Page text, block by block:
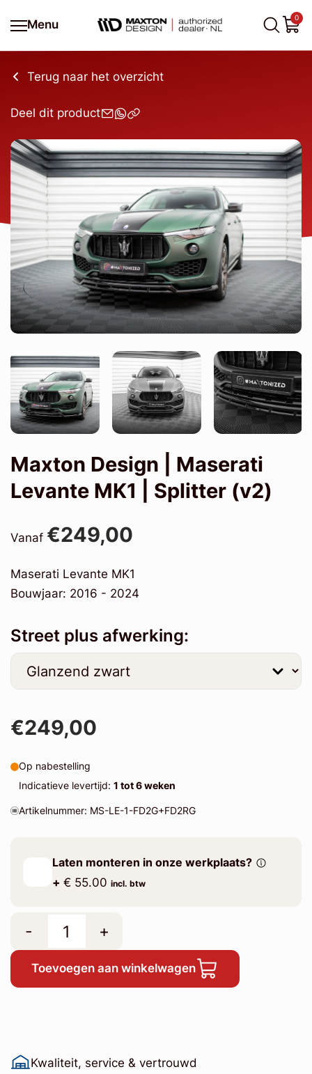
Menu
0
Terug naar het overzicht
Deel dit product
Maxton Design | Maserati
Levante MK1 | Splitter (v2)
Vanaf €249,00
Maserati Levante MK1
Bouwjaar: 2016 - 2024
Street plus afwerking:
€249,00
Op nabestelling
Indicatieve levertijd: 1 tot 6 weken
Artikelnummer: MS-LE-1-FD2G+FD2RG
Laten monteren in onze werkplaats?
+ € 55.00 incl. btw
- +
Toevoegen aan winkelwagen
Kwaliteit, service & vertrouwd